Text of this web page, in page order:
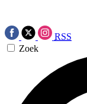
RSS
Zoek